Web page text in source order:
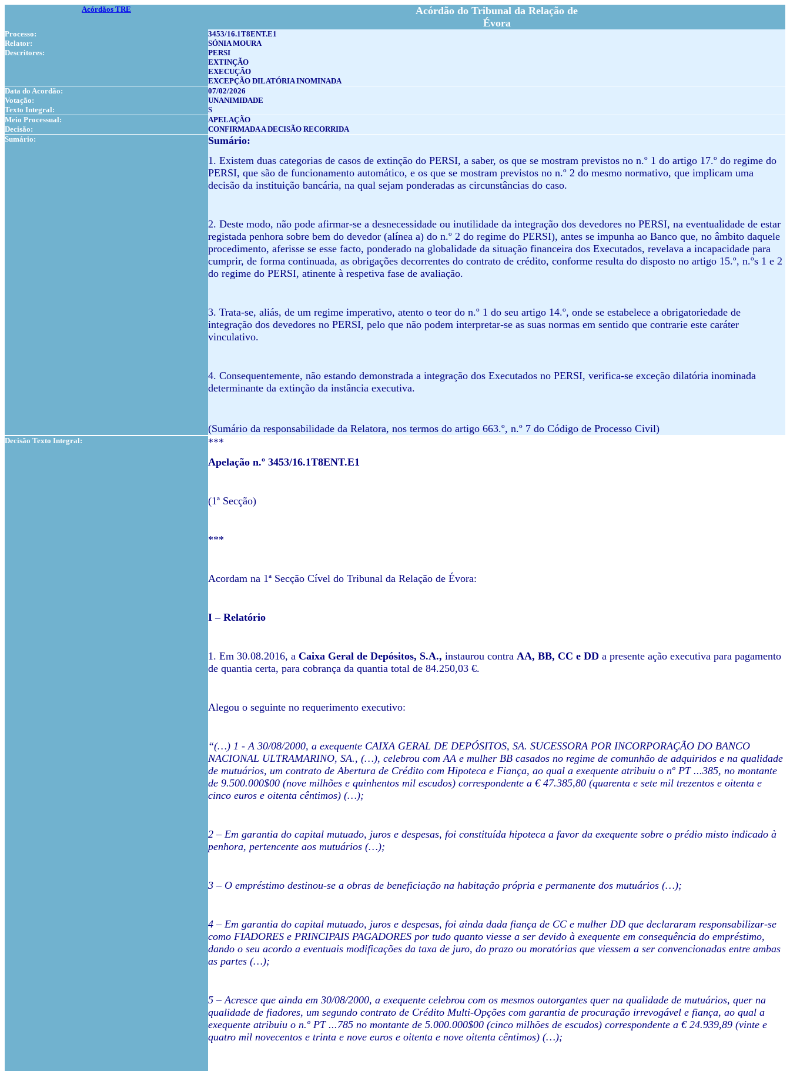
Acórdãos TRE
Acórdão do Tribunal da Relação de
Évora
Processo:
3453/16.1T8ENT.E1
Relator:
SÓNIA MOURA
Descritores:
PERSI
EXTINÇÃO
EXECUÇÃO
EXCEPÇÃO DILATÓRIA INOMINADA
Data do Acordão:
07/02/2026
Votação:
UNANIMIDADE
Texto Integral:
S
Meio Processual:
APELAÇÃO
Decisão:
CONFIRMADA A DECISÃO RECORRIDA
Sumário:
Sumário:
1. Existem duas categorias de casos de extinção do PERSI, a saber, os que se mostram previstos no n.º 1 do artigo 17.º do regime do
PERSI, que são de funcionamento automático, e os que se mostram previstos no n.º 2 do mesmo normativo, que implicam uma
decisão da instituição bancária, na qual sejam ponderadas as circunstâncias do caso.
2. Deste modo, não pode afirmar-se a desnecessidade ou inutilidade da integração dos devedores no PERSI, na eventualidade de estar
registada penhora sobre bem do devedor (alínea a) do n.º 2 do regime do PERSI), antes se impunha ao Banco que, no âmbito daquele
procedimento, aferisse se esse facto, ponderado na globalidade da situação financeira dos Executados, revelava a incapacidade para
cumprir, de forma continuada, as obrigações decorrentes do contrato de crédito, conforme resulta do disposto no artigo 15.º, n.ºs 1 e 2
do regime do PERSI, atinente à respetiva fase de avaliação.
3. Trata-se, aliás, de um regime imperativo, atento o teor do n.º 1 do seu artigo 14.º, onde se estabelece a obrigatoriedade de
integração dos devedores no PERSI, pelo que não podem interpretar-se as suas normas em sentido que contrarie este caráter
vinculativo.
4. Consequentemente, não estando demonstrada a integração dos Executados no PERSI, verifica-se exceção dilatória inominada
determinante da extinção da instância executiva.
(Sumário da responsabilidade da Relatora, nos termos do artigo 663.º, n.º 7 do Código de Processo Civil)
Decisão Texto Integral:
***
Apelação n.º 3453/16.1T8ENT.E1
(1ª Secção)
***
Acordam na 1ª Secção Cível do Tribunal da Relação de Évora:
I – Relatório
1. Em 30.08.2016, a Caixa Geral de Depósitos, S.A., instaurou contra AA, BB, CC e DD a presente ação executiva para pagamento
de quantia certa, para cobrança da quantia total de 84.250,03 €.
Alegou o seguinte no requerimento executivo:
“(…) 1 - A 30/08/2000, a exequente CAIXA GERAL DE DEPÓSITOS, SA. SUCESSORA POR INCORPORAÇÃO DO BANCO
NACIONAL ULTRAMARINO, SA., (…), celebrou com AA e mulher BB casados no regime de comunhão de adquiridos e na qualidade
de mutuários, um contrato de Abertura de Crédito com Hipoteca e Fiança, ao qual a exequente atribuiu o nº PT ...385, no montante
de 9.500.000$00 (nove milhões e quinhentos mil escudos) correspondente a € 47.385,80 (quarenta e sete mil trezentos e oitenta e
cinco euros e oitenta cêntimos) (…);
2 – Em garantia do capital mutuado, juros e despesas, foi constituída hipoteca a favor da exequente sobre o prédio misto indicado à
penhora, pertencente aos mutuários (…);
3 – O empréstimo destinou-se a obras de beneficiação na habitação própria e permanente dos mutuários (…);
4 – Em garantia do capital mutuado, juros e despesas, foi ainda dada fiança de CC e mulher DD que declararam responsabilizar-se
como FIADORES e PRINCIPAIS PAGADORES por tudo quanto viesse a ser devido à exequente em consequência do empréstimo,
dando o seu acordo a eventuais modificações da taxa de juro, do prazo ou moratórias que viessem a ser convencionadas entre ambas
as partes (…);
5 – Acresce que ainda em 30/08/2000, a exequente celebrou com os mesmos outorgantes quer na qualidade de mutuários, quer na
qualidade de fiadores, um segundo contrato de Crédito Multi-Opções com garantia de procuração irrevogável e fiança, ao qual a
exequente atribuiu o n.º PT ...785 no montante de 5.000.000$00 (cinco milhões de escudos) correspondente a € 24.939,89 (vinte e
quatro mil novecentos e trinta e nove euros e oitenta e nove oitenta cêntimos) (…);